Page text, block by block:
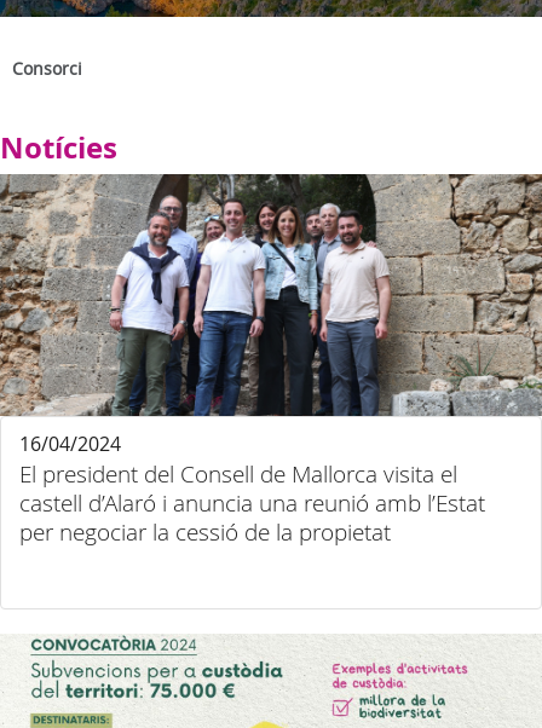
Consorci
Notícies
El president del Consell de Mallorca visita el
castell d’Alaró i anuncia una reunió amb l’Estat
per negociar la cessió de la propietat
16/04/2024